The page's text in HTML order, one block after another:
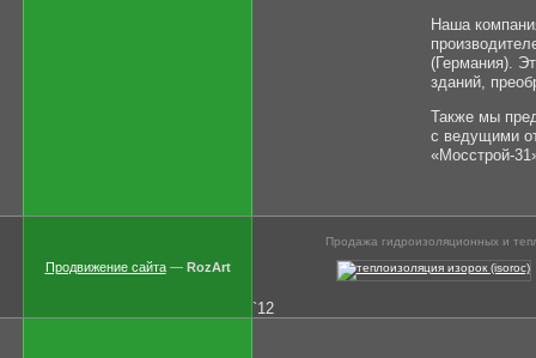
Наша
(Германия).
зданий,
Также мы
с ведущими
«Мосстрой-31
Продвижение сайта— RozArt
Продажа гидроизоляционных и
`12